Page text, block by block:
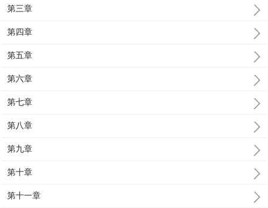
第三章
第四章
第五章
第六章
第七章
第八章
第九章
第十章
第十一章